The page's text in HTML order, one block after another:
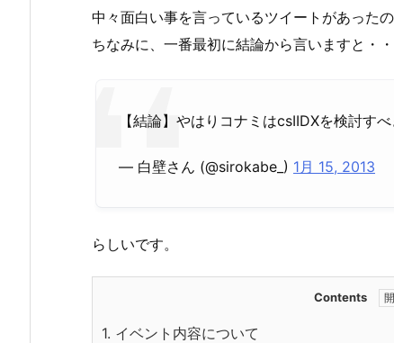
中々面白い事を言っているツイートがあったの
ちなみに、一番最初に結論から言いますと・・
【結論】やはりコナミはcsIIDXを検討すべ
— 白壁さん (@sirokabe_) 1月 15, 2013
らしいです。
Contents
1. イベント内容について